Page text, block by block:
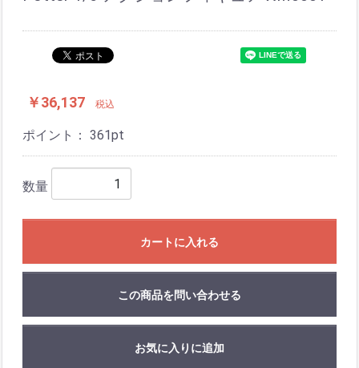
￥36,137 税込
ポイント： 361pt
数量
カートに入れる
この商品を問い合わせる
お気に入りに追加